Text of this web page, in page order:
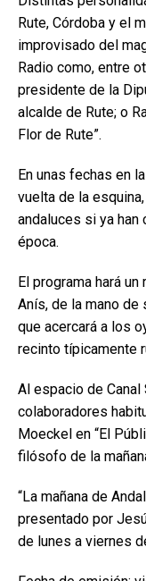
Rute, Córdoba y el
improvisado del
Radio como, entre
presidente de la
alcalde de Rute; o
Flor de Rute”.
En unas fechas en
vuelta de la
andaluces si ya
época.
El programa hará
Anís, de la mano de
que acercará a los
recinto típicamente
Al espacio de
colaboradores
Moeckel en “El
filósofo de la
“La mañana de
presentado por
de lunes a viernes